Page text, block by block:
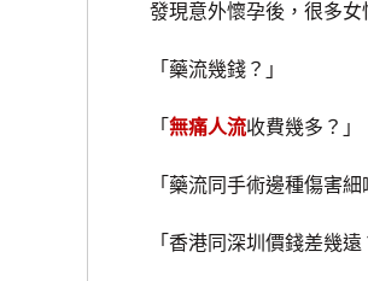
發現意外懷孕後，很多女
「藥流幾錢？」
「無痛人流收費幾多？」
「藥流同手術邊種傷害細
「香港同深圳價錢差幾遠